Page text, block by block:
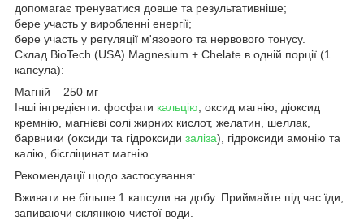
допомагає тренуватися довше та результативніше;
бере участь у виробленні енергії;
бере участь у регуляції м'язового та нервового тонусу.
Склад BioTech (USA) Magnesium + Chelate в одній порції (1
капсула):
Магній – 250 мг
Інші інгредієнти: фосфати кальцію , оксид магнію, діоксид
кремнію, магнієві солі жирних кислот, желатин, шеллак,
барвники (оксиди та гідроксиди заліза), гідроксиди амонію та
калію, бісгліцинат магнію.
Рекомендації щодо застосування:
Вживати не більше 1 капсули на добу. Приймайте під час їди,
запиваючи склянкою чистої води.